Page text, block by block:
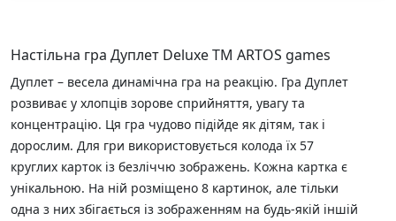
Настільна гра Дуплет Deluxe ТМ ARTOS games
Дуплет – весела динамічна гра на реакцію. Гра Дуплет
розвиває у хлопців зорове сприйняття, увагу та
концентрацію. Ця гра чудово підійде як дітям, так і
дорослим. Для гри використовується колода їх 57
круглих карток із безліччю зображень. Кожна картка є
унікальною. На ній розміщено 8 картинок, але тільки
одна з них збігається із зображенням на будь-якій іншій